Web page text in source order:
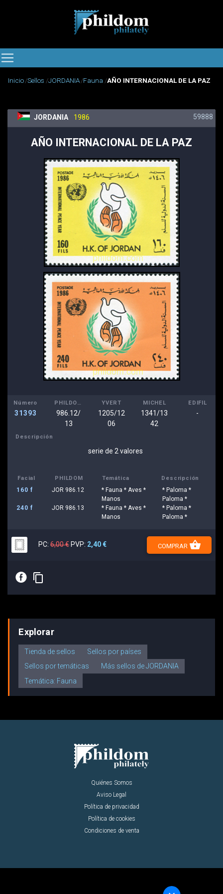
Inicio Sellos JORDANIA Fauna AÑO INTERNACIONAL DE LA PAZ
JORDANIA 1986 59888
AÑO INTERNACIONAL DE LA PAZ
Número
31393
PHILDOM
986.12/
13
YVERT
1205/12
06
MICHEL
1341/13
42
EDIFIL
-
Descripción
serie de 2 valores
Facial PHILDOM Temática Descripción
160 f JOR 986.12
* Fauna * Aves *
Manos
* Paloma *
Paloma *
240 f
JOR 986.13
* Fauna * Aves *
Manos
* Paloma *
Paloma *
PC: 6,00 € PVP: 2,40 € COMPRAR shopping_basket
E content_copy
Explorar
Tienda de sellos
Sellos por países
Sellos por temáticas
Más sellos de JORDANIA
Temática: Fauna
Quiénes Somos
Aviso Legal
Política de privacidad
Política de cookies
Condiciones de venta